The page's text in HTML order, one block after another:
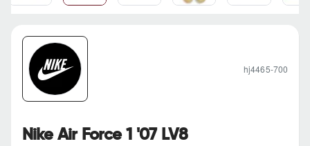
Nike Air Force 1 '07 LV8
hj4465-700